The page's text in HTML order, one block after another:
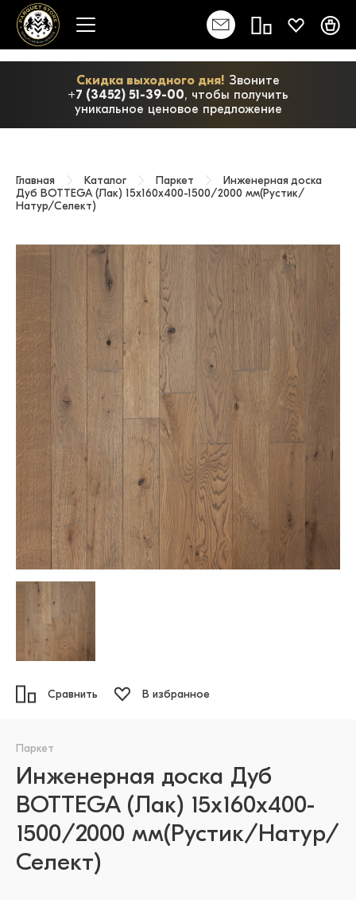
Скидка выходного дня! Звоните
+7 (3452) 51-39-00, чтобы получить
уникальное ценовое предложение
Главная Каталог Паркет
Инженерная доска
Дуб BOTTEGA (Лак) 15х160х400-1500/2000 мм(Рустик/
Натур/Селект)
Сравнить В избранное
Паркет
Инженерная доска Дуб
BOTTEGA (Лак) 15х160х400-
1500/2000 мм(Рустик/Натур/
Селект)